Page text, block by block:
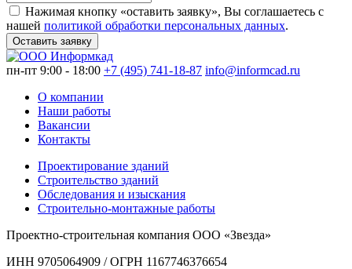
Нажимая кнопку «оставить заявку», Вы соглашаетесь с
нашей политикой обработки персональных данных.
Оставить заявку
пн-пт 9:00 - 18:00 +7 (495) 741-18-87 info@informcad.ru
О компании
Наши работы
Вакансии
Контакты
Проектирование зданий
Строительство зданий
Обследования и изыскания
Строительно-монтажные работы
Проектно-строительная компания ООО «Звезда»
ИНН 9705064909 / ОГРН 1167746376654